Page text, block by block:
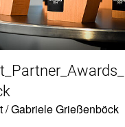
/ Gabriele Grießenböck